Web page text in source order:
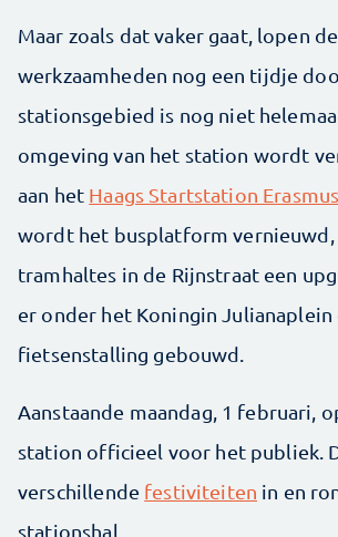
Maar zoals dat vaker gaat, lopen de
werkzaamheden nog een tijdje
stationsgebied is nog niet
omgeving van het station wordt
aan het Haags Startstation
wordt het busplatform vernieuwd,
tramhaltes in de Rijnstraat een
er onder het Koningin Julianaplein
fietsenstalling gebouwd.
Aanstaande maandag, 1 februari,
station officieel voor het publiek.
verschillende festiviteiten in en
stationshal.